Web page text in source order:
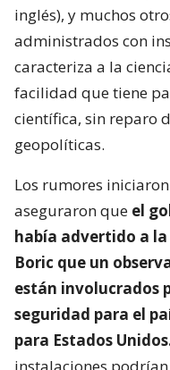
inglés), y muchos
administrados con
caracteriza a la
facilidad que tiene
científica, sin reparo
geopolíticas.
Los rumores
aseguraron que el
había advertido a
Boric que un
están involucrados
seguridad para el
para Estados
instalaciones